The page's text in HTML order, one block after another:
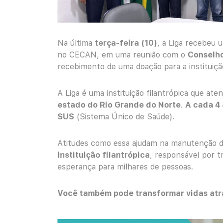
Na última terça-feira (10), a Liga recebeu
no CECAN, em uma reunião com o
recebimento de uma doação para a
A Liga é uma instituição filantrópica que
estado do Rio Grande do Norte. A cada 4
SUS (Sistema Único de Saúde).
Atitudes como essa ajudam na manutenção
instituição filantrópica, responsável por
esperança para milhares de pessoas.
Você também pode transformar vidas